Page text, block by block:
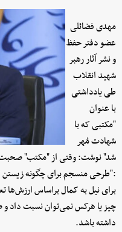
مهدی فضائلی
عضو دفتر حفظ
و نشر آثار رهبر
شهید انقلاب
طی یادداشتی
با عنوان
"مکتبی که با
شهادت مُهر
شد" نوشت: وقتی از "مکتب" صحبت
:"طرحی منسجم برای چگونه زیستن
برای نیل به کمال براساس ارزش‌ها
چیز یا هرکس نمی‌توان نسبت داد
داشته باشد.